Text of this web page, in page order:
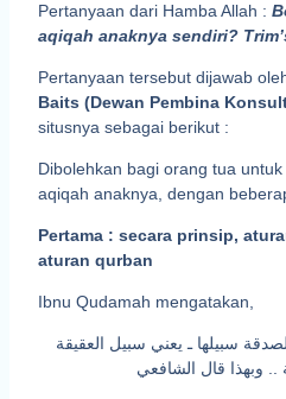
Pertanyaan dari Hamba Allah :
aqiqah anaknya sendiri?
Pertanyaan tersebut dijawab
Baits (Dewan Pembina
situsnya sebagai berikut :
Dibolehkan bagi orang tua
aqiqah anaknya, dengan
Pertama : secara prinsip,
aturan qurban
Ibnu Qudamah mengatakan,
سبيلها ـ يعني سبيل العقيقة